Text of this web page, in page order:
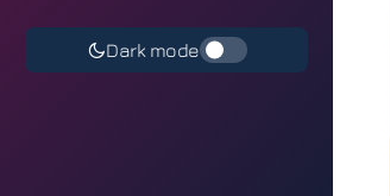
Dark mode